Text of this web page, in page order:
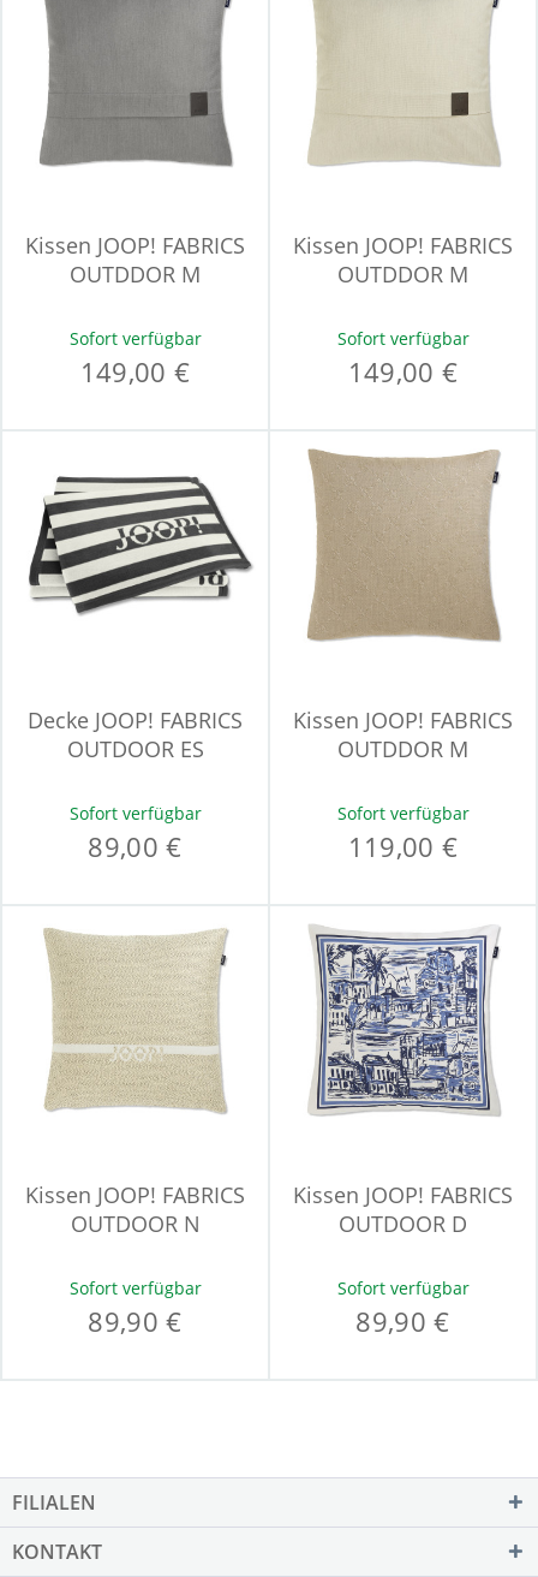
Kissen JOOP! FABRICS
OUTDDOR M
Sofort verfügbar
149,00 €
Kissen JOOP! FABRICS
OUTDDOR M
Sofort verfügbar
149,00 €
Decke JOOP! FABRICS
OUTDOOR ES
Sofort verfügbar
89,00 €
Kissen JOOP! FABRICS
OUTDDOR M
Sofort verfügbar
119,00 €
Kissen JOOP! FABRICS
OUTDOOR N
Sofort verfügbar
89,90 €
Kissen JOOP! FABRICS
OUTDOOR D
Sofort verfügbar
89,90 €
FILIALEN
KONTAKT